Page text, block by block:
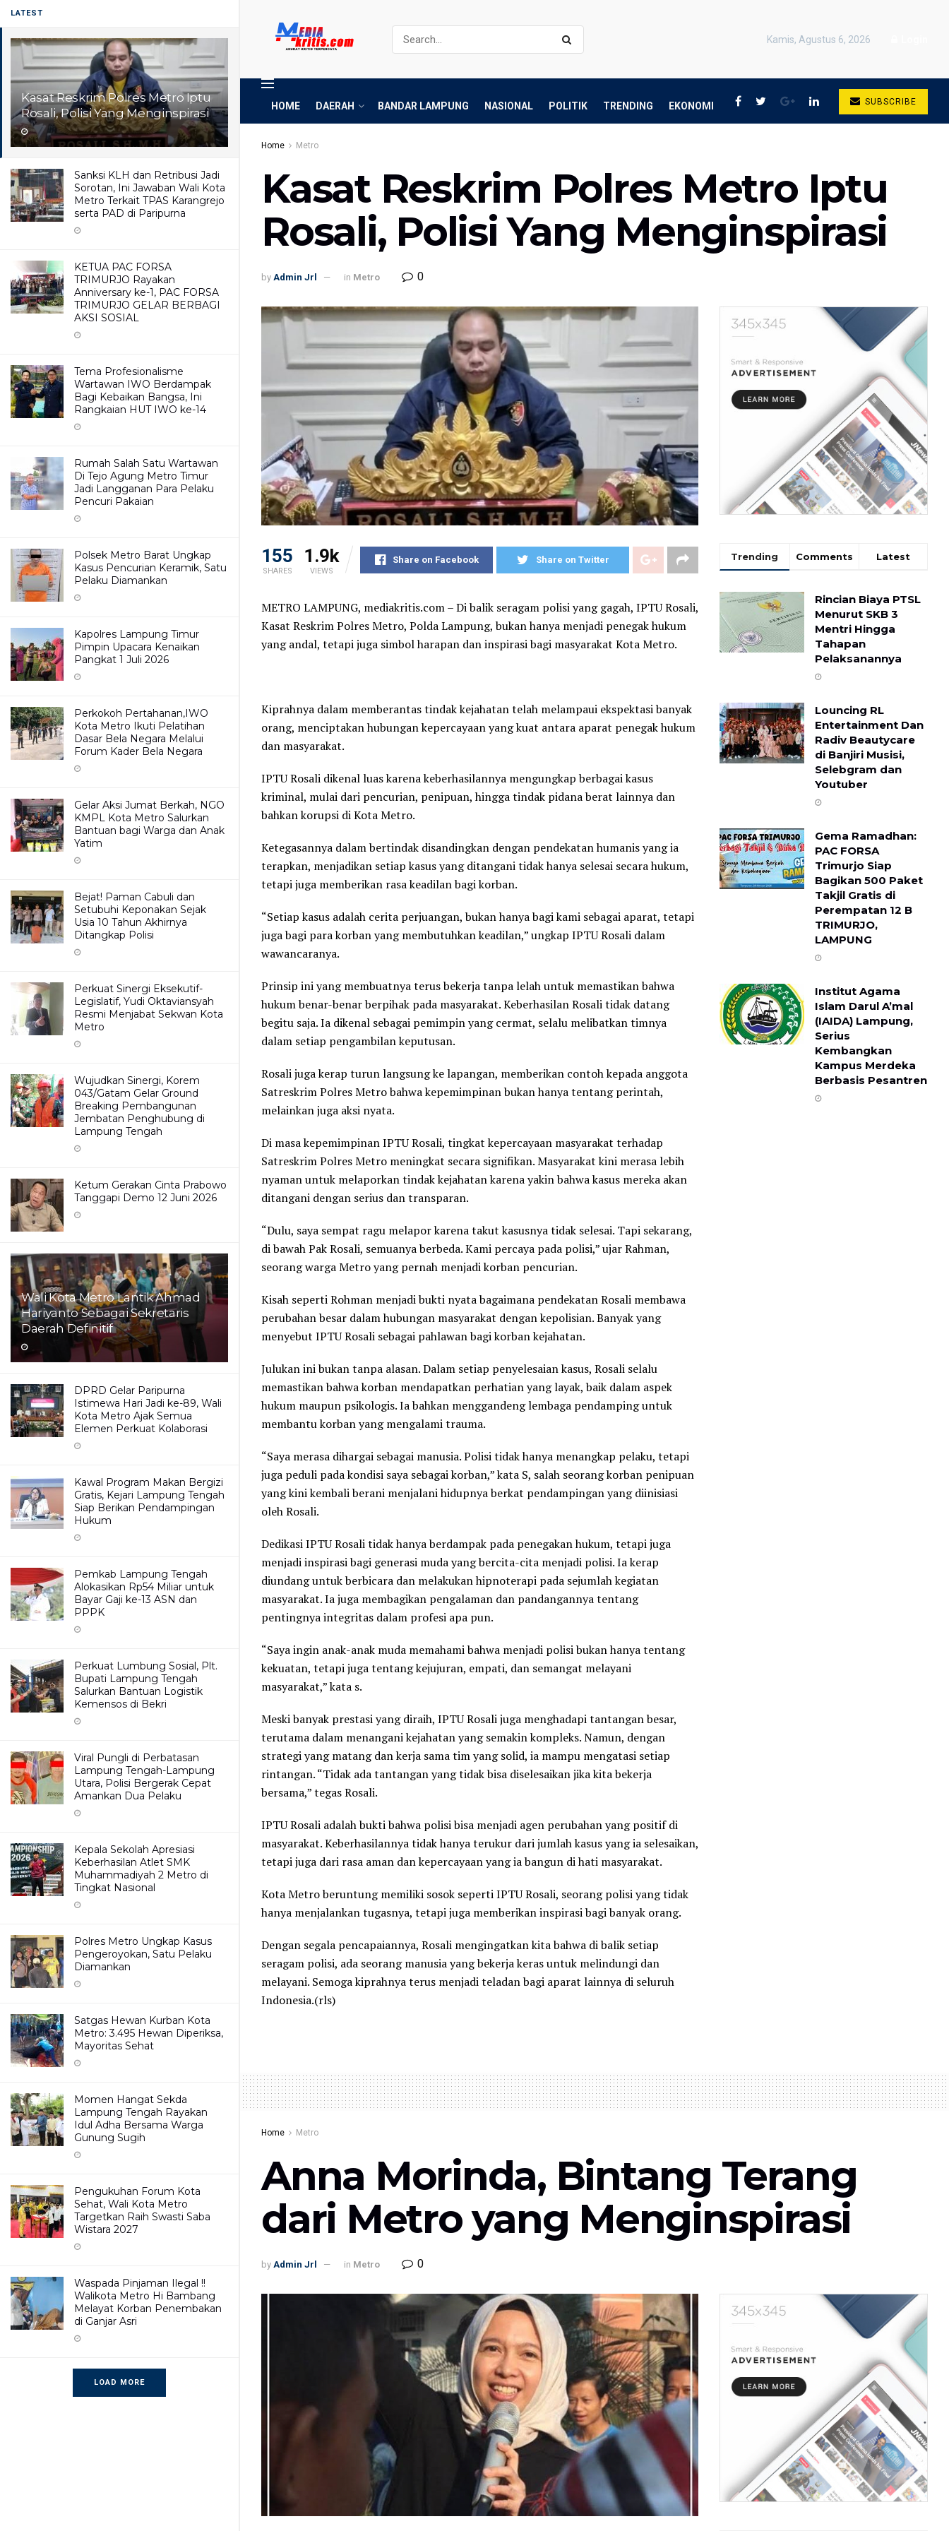
LATEST
Kasat Reskrim Polres Metro Iptu
Rosali, Polisi Yang Menginspirasi
Sanksi KLH dan Retribusi Jadi
Sorotan, Ini Jawaban Wali Kota
Metro Terkait TPAS Karangrejo
serta PAD di Paripurna
KETUA PAC FORSA
TRIMURJO Rayakan
Anniversary ke-1, PAC FORSA
TRIMURJO GELAR BERBAGI
AKSI SOSIAL
Tema Profesionalisme
Wartawan IWO Berdampak
Bagi Kebaikan Bangsa, Ini
Rangkaian HUT IWO ke-14
Rumah Salah Satu Wartawan
Di Tejo Agung Metro Timur
Jadi Langganan Para Pelaku
Pencuri Pakaian
Polsek Metro Barat Ungkap
Kasus Pencurian Keramik, Satu
Pelaku Diamankan
Kapolres Lampung Timur
Pimpin Upacara Kenaikan
Pangkat 1 Juli 2026
Perkokoh Pertahanan,IWO
Kota Metro Ikuti Pelatihan
Dasar Bela Negara Melalui
Forum Kader Bela Negara
Gelar Aksi Jumat Berkah, NGO
KMPL Kota Metro Salurkan
Bantuan bagi Warga dan Anak
Yatim
Bejat! Paman Cabuli dan
Setubuhi Keponakan Sejak
Usia 10 Tahun Akhirnya
Ditangkap Polisi
Perkuat Sinergi Eksekutif-
Legislatif, Yudi Oktaviansyah
Resmi Menjabat Sekwan Kota
Metro
Wujudkan Sinergi, Korem
043/Gatam Gelar Ground
Breaking Pembangunan
Jembatan Penghubung di
Lampung Tengah
Ketum Gerakan Cinta Prabowo
Tanggapi Demo 12 Juni 2026
Wali Kota Metro Lantik Ahmad
Hariyanto Sebagai Sekretaris
Daerah Definitif
DPRD Gelar Paripurna
Istimewa Hari Jadi ke-89, Wali
Kota Metro Ajak Semua
Elemen Perkuat Kolaborasi
Kawal Program Makan Bergizi
Gratis, Kejari Lampung Tengah
Siap Berikan Pendampingan
Hukum
Pemkab Lampung Tengah
Alokasikan Rp54 Miliar untuk
Bayar Gaji ke-13 ASN dan
PPPK
Perkuat Lumbung Sosial, Plt.
Bupati Lampung Tengah
Salurkan Bantuan Logistik
Kemensos di Bekri
Viral Pungli di Perbatasan
Lampung Tengah-Lampung
Utara, Polisi Bergerak Cepat
Amankan Dua Pelaku
Kepala Sekolah Apresiasi
Keberhasilan Atlet SMK
Muhammadiyah 2 Metro di
Tingkat Nasional
Polres Metro Ungkap Kasus
Pengeroyokan, Satu Pelaku
Diamankan
Satgas Hewan Kurban Kota
Metro: 3.495 Hewan Diperiksa,
Mayoritas Sehat
Momen Hangat Sekda
Lampung Tengah Rayakan
Idul Adha Bersama Warga
Gunung Sugih
Pengukuhan Forum Kota
Sehat, Wali Kota Metro
Targetkan Raih Swasti Saba
Wistara 2027
Waspada Pinjaman Ilegal !!
Walikota Metro Hi Bambang
Melayat Korban Penembakan
di Ganjar Asri
LOAD MORE
Kamis, Agustus 6, 2026
HOME DAERAH BANDAR LAMPUNG NASIONAL POLITIK TRENDING EKONOMI SUBSCRIBE
Home Metro
Kasat Reskrim Polres Metro Iptu
Rosali, Polisi Yang Menginspirasi
by Admin Jrl in Metro 0
155
SHARES
1.9k
VIEWS
Share on Facebook Share on Twitter
METRO LAMPUNG, mediakritis.com – Di balik seragam polisi yang gagah, IPTU Rosali,
Kasat Reskrim Polres Metro, Polda Lampung, bukan hanya menjadi penegak hukum
yang andal, tetapi juga simbol harapan dan inspirasi bagi masyarakat Kota Metro.
Kiprahnya dalam memberantas tindak kejahatan telah melampaui ekspektasi banyak
orang, menciptakan hubungan kepercayaan yang kuat antara aparat penegak hukum
dan masyarakat.
IPTU Rosali dikenal luas karena keberhasilannya mengungkap berbagai kasus
kriminal, mulai dari pencurian, penipuan, hingga tindak pidana berat lainnya dan
bahkan korupsi di Kota Metro.
Ketegasannya dalam bertindak disandingkan dengan pendekatan humanis yang ia
terapkan, menjadikan setiap kasus yang ditangani tidak hanya selesai secara hukum,
tetapi juga memberikan rasa keadilan bagi korban.
“Setiap kasus adalah cerita perjuangan, bukan hanya bagi kami sebagai aparat, tetapi
juga bagi para korban yang membutuhkan keadilan,” ungkap IPTU Rosali dalam
wawancaranya.
Prinsip ini yang membuatnya terus bekerja tanpa lelah untuk memastikan bahwa
hukum benar-benar berpihak pada masyarakat. Keberhasilan Rosali tidak datang
begitu saja. Ia dikenal sebagai pemimpin yang cermat, selalu melibatkan timnya
dalam setiap pengambilan keputusan.
Rosali juga kerap turun langsung ke lapangan, memberikan contoh kepada anggota
Satreskrim Polres Metro bahwa kepemimpinan bukan hanya tentang perintah,
melainkan juga aksi nyata.
Di masa kepemimpinan IPTU Rosali, tingkat kepercayaan masyarakat terhadap
Satreskrim Polres Metro meningkat secara signifikan. Masyarakat kini merasa lebih
nyaman untuk melaporkan tindak kejahatan karena yakin bahwa kasus mereka akan
ditangani dengan serius dan transparan.
“Dulu, saya sempat ragu melapor karena takut kasusnya tidak selesai. Tapi sekarang,
di bawah Pak Rosali, semuanya berbeda. Kami percaya pada polisi,” ujar Rahman,
seorang warga Metro yang pernah menjadi korban pencurian.
Kisah seperti Rohman menjadi bukti nyata bagaimana pendekatan Rosali membawa
perubahan besar dalam hubungan masyarakat dengan kepolisian. Banyak yang
menyebut IPTU Rosali sebagai pahlawan bagi korban kejahatan.
Julukan ini bukan tanpa alasan. Dalam setiap penyelesaian kasus, Rosali selalu
memastikan bahwa korban mendapatkan perhatian yang layak, baik dalam aspek
hukum maupun psikologis. Ia bahkan menggandeng lembaga pendamping untuk
membantu korban yang mengalami trauma.
“Saya merasa dihargai sebagai manusia. Polisi tidak hanya menangkap pelaku, tetapi
juga peduli pada kondisi saya sebagai korban,” kata S, salah seorang korban penipuan
yang kini kembali berani menjalani hidupnya berkat pendampingan yang diinisiasi
oleh Rosali.
Dedikasi IPTU Rosali tidak hanya berdampak pada penegakan hukum, tetapi juga
menjadi inspirasi bagi generasi muda yang bercita-cita menjadi polisi. Ia kerap
diundang untuk berbicara dan melakukan hipnoterapi pada sejumlah kegiatan
masyarakat. Ia juga membagikan pengalaman dan pandangannya tentang
pentingnya integritas dalam profesi apa pun.
“Saya ingin anak-anak muda memahami bahwa menjadi polisi bukan hanya tentang
kekuatan, tetapi juga tentang kejujuran, empati, dan semangat melayani
masyarakat,” kata s.
Meski banyak prestasi yang diraih, IPTU Rosali juga menghadapi tantangan besar,
terutama dalam menangani kejahatan yang semakin kompleks. Namun, dengan
strategi yang matang dan kerja sama tim yang solid, ia mampu mengatasi setiap
rintangan. “Tidak ada tantangan yang tidak bisa diselesaikan jika kita bekerja
bersama,” tegas Rosali.
IPTU Rosali adalah bukti bahwa polisi bisa menjadi agen perubahan yang positif di
masyarakat. Keberhasilannya tidak hanya terukur dari jumlah kasus yang ia selesaikan,
tetapi juga dari rasa aman dan kepercayaan yang ia bangun di hati masyarakat.
Kota Metro beruntung memiliki sosok seperti IPTU Rosali, seorang polisi yang tidak
hanya menjalankan tugasnya, tetapi juga memberikan inspirasi bagi banyak orang.
Dengan segala pencapaiannya, Rosali mengingatkan kita bahwa di balik setiap
seragam polisi, ada seorang manusia yang bekerja keras untuk melindungi dan
melayani. Semoga kiprahnya terus menjadi teladan bagi aparat lainnya di seluruh
Indonesia.(rls)
Trending Comments Latest
Rincian Biaya PTSL
Menurut SKB 3
Mentri Hingga
Tahapan
Pelaksanannya
Louncing RL
Entertainment Dan
Radiv Beautycare
di Banjiri Musisi,
Selebgram dan
Youtuber
Gema Ramadhan:
PAC FORSA
Trimurjo Siap
Bagikan 500 Paket
Takjil Gratis di
Perempatan 12 B ​
TRIMURJO,
LAMPUNG
Institut Agama
Islam Darul A’mal
(IAIDA) Lampung,
Serius
Kembangkan
Kampus Merdeka
Berbasis Pesantren
Home Metro
Anna Morinda, Bintang Terang
dari Metro yang Menginspirasi
by Admin Jrl in Metro 0